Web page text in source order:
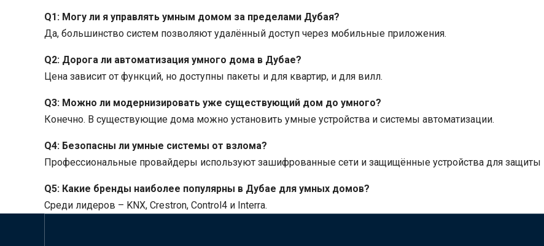
Q1: Могу ли я управлять умным домом за пределами Дубая?
Да, большинство систем позволяют удалённый доступ через мобильные приложения.
Q2: Дорога ли автоматизация умного дома в Дубае?
Цена зависит от функций, но доступны пакеты и для квартир, и для вилл.
Q3: Можно ли модернизировать уже существующий дом до умного?
Конечно. В существующие дома можно установить умные устройства и системы автоматизации.
Q4: Безопасны ли умные системы от взлома?
Профессиональные провайдеры используют зашифрованные сети и защищённые устройства для
Q5: Какие бренды наиболее популярны в Дубае для умных домов?
Среди лидеров – KNX, Crestron, Control4 и Interra.